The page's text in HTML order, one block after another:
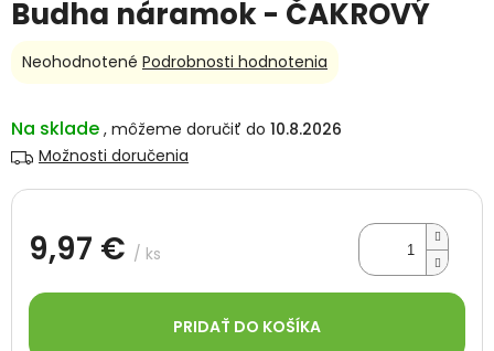
Budha náramok - ČAKROVÝ
Na sklade
10.8.2026
Možnosti doručenia
9,97 € / ks
cena:
PRIDAŤ DO KOŠÍKA
Priemerné
je
0,0
z
5
Neohodnotené Podrobnosti hodnotenia